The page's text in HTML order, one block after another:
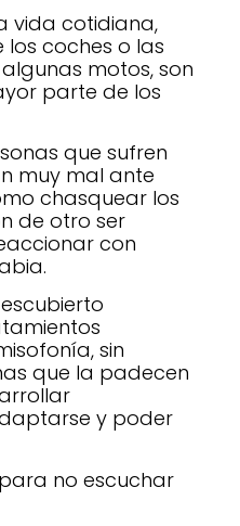
vida cotidiana,
coches o las
motos, son
parte de los
que sufren
muy mal ante
chasquear los
de otro ser
con
sin
que la padecen
y poder
no escuchar